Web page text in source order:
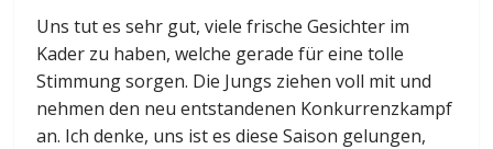
Uns tut es sehr gut, viele frische Gesichter im
Kader zu haben, welche gerade für eine tolle
Stimmung sorgen. Die Jungs ziehen voll mit und
nehmen den neu entstandenen Konkurrenzkampf
an. Ich denke, uns ist es diese Saison gelungen,